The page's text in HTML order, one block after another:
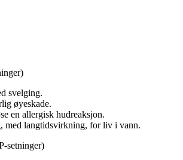
svelging.
øyeskade.
en allergisk hudreaksjon.
med langtidsvirkning, for liv i vann.
setninger)